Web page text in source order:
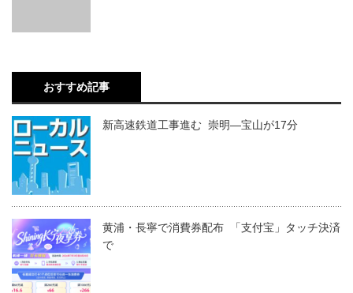
おすすめ記事
新高速鉄道工事進む 崇明―宝山が17分
黄浦・長寧で消費券配布 「支付宝」タッチ決済
で